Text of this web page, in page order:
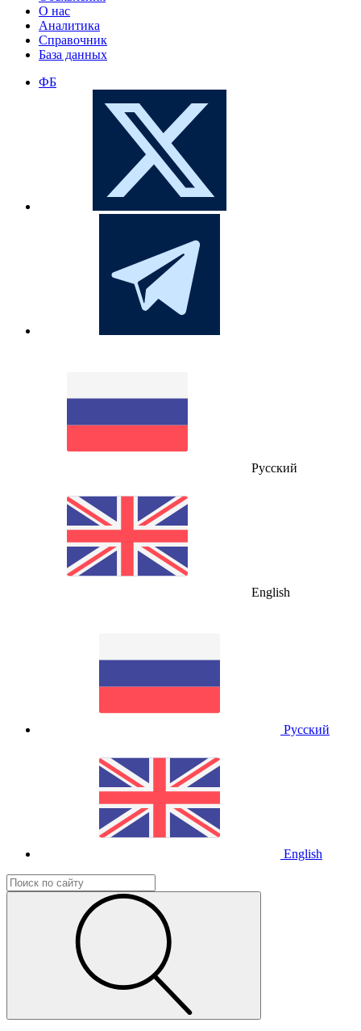
О нас
Аналитика
Справочник
База данных
ФБ
Русский
English
Русский
English